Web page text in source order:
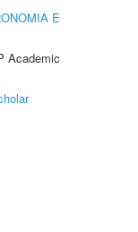
E
Academic